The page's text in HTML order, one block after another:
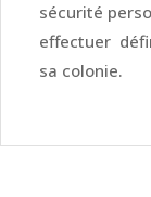
sécurité
effectuer
sa colonie.